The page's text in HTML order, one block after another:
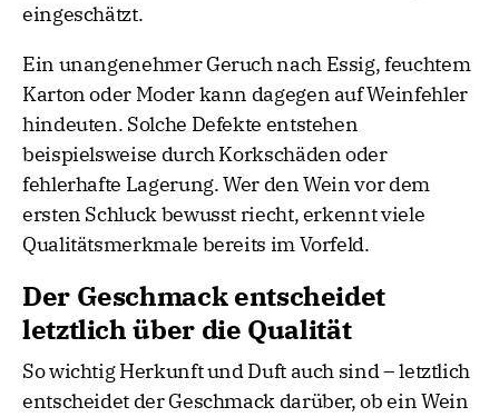
eingeschätzt.
Ein unangenehmer Geruch nach Essig, feuchtem
Karton oder Moder kann dagegen auf Weinfehler
hindeuten. Solche Defekte entstehen
beispielsweise durch Korkschäden oder
fehlerhafte Lagerung. Wer den Wein vor dem
ersten Schluck bewusst riecht, erkennt viele
Qualitätsmerkmale bereits im Vorfeld.
Der Geschmack entscheidet
letztlich über die Qualität
So wichtig Herkunft und Duft auch sind – letztlich
entscheidet der Geschmack darüber, ob ein Wein